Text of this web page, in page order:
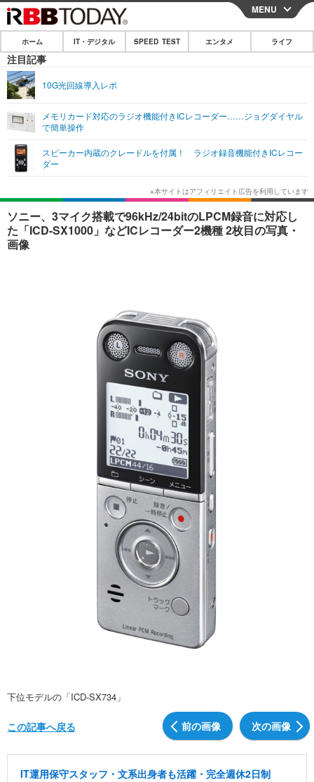
CLOSE
ホーム
IT・デジタル
ネタ
ショッピング その他
エンタメTOP
韓国・芸能
音楽 スポーツ
ライフ
ライフTOP グルメ
ペット ショッピング
リリース一覧
プッシュ通知の停止方法
MENU
ホーム IT・デジタル SPEED TEST エンタメ ライフ
注目記事
10G光回線導入レポ
メモリカード対応のラジオ機能付きICレコーダー……ジョグダイヤル
で簡単操作
スピーカー内蔵のクレードルを付属！ ラジオ録音機能付きICレコー
ダー
ソニー、3マイク搭載で96kHz/24bitのLPCM録音に対応し
た「ICD-SX1000」などICレコーダー2機種 2枚目の写真・
画像
下位モデルの「ICD-SX734」
前の画像 次の画像
この記事へ戻る
IT運用保守スタッフ・文系出身者も活躍・完全週休2日制